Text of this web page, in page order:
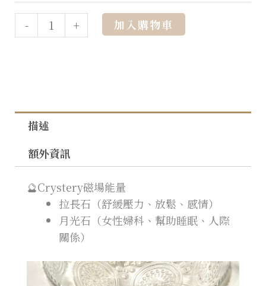
- + 加入購物車
描述
額外資訊
🔮Crystery磁場能量
拉長石（舒緩壓力、放鬆、感情）
月光石（女性婦科、幫助睡眠、人際
關係）